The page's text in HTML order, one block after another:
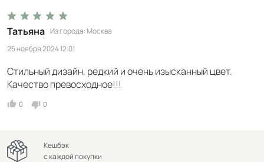
Татьяна Из города Москва
25 ноября 2024 12:01
Стильный дизайн, редкий и очень изысканный цвет.
Качество превосходное!!!
0 0
Кешбэк
с каждой покупки